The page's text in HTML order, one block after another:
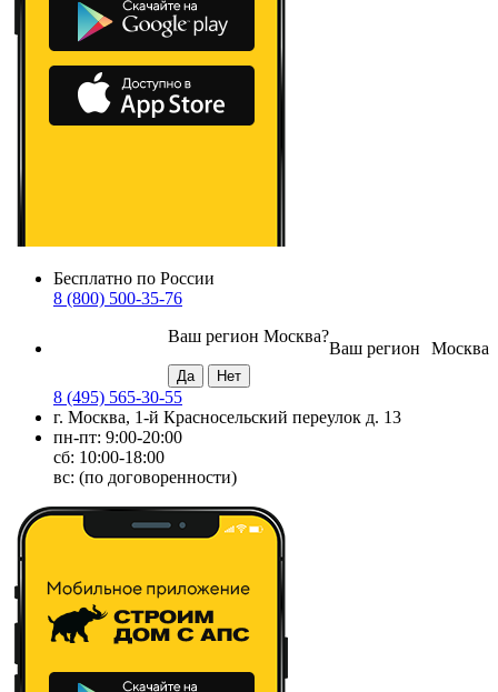
Бесплатно по России
8 (800) 500-35-76
Москва
Ваш регион
Ваш регион Москва?
8 (495) 565-30-55
г. Москва, 1-й Красносельский переулок д. 13
пн-пт: 9:00-20:00
сб: 10:00-18:00
вс: (по договоренности)